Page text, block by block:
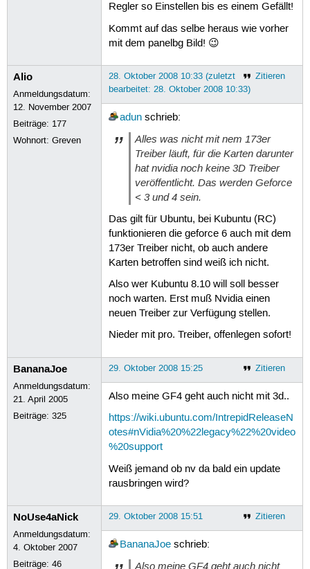
Regler so Einstellen bis es einem Gefällt!
Kommt auf das selbe heraus wie vorher
mit dem panelbg Bild! 😉
Alio
Anmeldungsdatum:
12. November 2007
Beiträge: 177
Wohnort: Greven
Zitieren
28. Oktober 2008 10:33 (zuletzt
bearbeitet: 28. Oktober 2008 10:33)
adunschrieb:
Alles was nicht mit nem 173er
Treiber läuft, für die Karten darunter
hat nvidia noch keine 3D Treiber
veröffentlicht. Das werden Geforce
< 3 und 4 sein.
Das gilt für Ubuntu, bei Kubuntu (RC)
funktionieren die geforce 6 auch mit dem
173er Treiber nicht, ob auch andere
Karten betroffen sind weiß ich nicht.
Also wer Kubuntu 8.10 will soll besser
noch warten. Erst muß Nvidia einen
neuen Treiber zur Verfügung stellen.
Nieder mit pro. Treiber, offenlegen sofort!
BananaJoe
Anmeldungsdatum:
21. April 2005
Beiträge:325
Zitieren
29. Oktober 2008 15:25
Also meine GF4 geht auch nicht mit 3d..
https://wiki.ubuntu.com/IntrepidReleaseN
otes#nVidia%20%22legacy%22%20video
%20support
Weiß jemand ob nv da bald ein update
rausbringen wird?
NoUse4aNick
Anmeldungsdatum:
4. Oktober 2007
Beiträge:46
Zitieren
29. Oktober 2008 15:51
BananaJoeschrieb: